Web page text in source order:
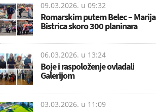
09.03.2026. u 09:32
Romarskim putem Belec – Marija
Bistrica skoro 300 planinara
06.03.2026. u 13:24
Boje i raspoloženje ovladali
Galerijom
03.03.2026. u 11:09